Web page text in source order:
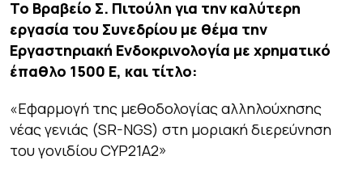
Το Βραβείο Σ. Πιτούλη για την καλύτερη
εργασία του Συνεδρίου με θέμα την
Εργαστηριακή Ενδοκρινολογία με χρηματικό
έπαθλο 1500 Ε, και τίτλο:
«Εφαρμογή της μεθοδολογίας αλληλούχησης
νέας γενιάς (SR-NGS) στη μοριακή διερεύνηση
του γονιδίου CYP21A2»